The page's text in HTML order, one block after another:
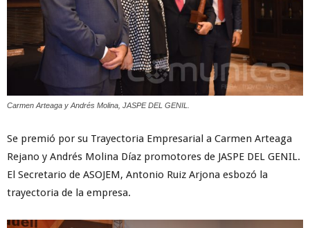
Carmen Arteaga y Andrés Molina, JASPE DEL GENIL.
Se premió por su Trayectoria Empresarial a Carmen Arteaga
Rejano y Andrés Molina Díaz promotores de JASPE DEL GENIL.
El Secretario de ASOJEM, Antonio Ruiz Arjona esbozó la
trayectoria de la empresa.